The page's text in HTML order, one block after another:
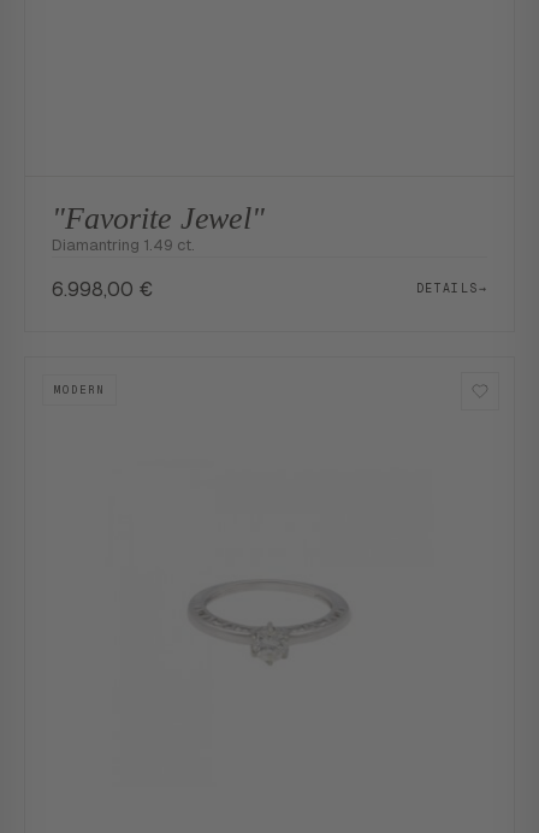
"Favorite Jewel"
Diamantring 1.49 ct.
6.998,00 € DETAILS→
MODERN